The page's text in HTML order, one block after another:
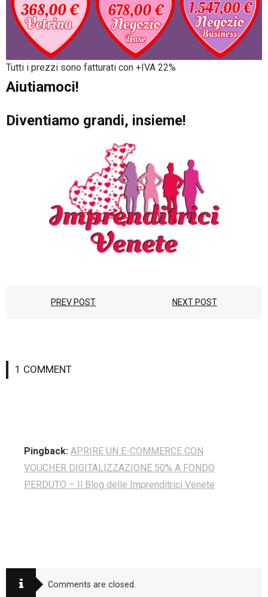
Tutti i prezzi sono fatturati con +IVA 22%
Aiutiamoci!
Diventiamo grandi, insieme!
PREV POST NEXT POST
1 COMMENT
Pingback: APRIRE UN E-COMMERCE CON
VOUCHER DIGITALIZZAZIONE 50% A FONDO
PERDUTO – Il Blog delle Imprenditrici Venete
Comments are closed.